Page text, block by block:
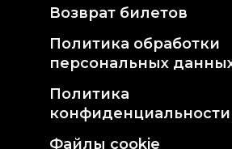
Возврат билетов
Политика обработки
персональных
Политика
конфиденциальности
Файлы cookie